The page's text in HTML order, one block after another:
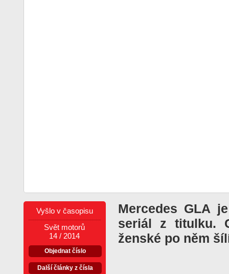
Mercedes GLA
seriál z titulku.
ženské po něm
Vyšlo v časopisu
Svět motorů
14 / 2014
Objednat číslo
Další články z čísla